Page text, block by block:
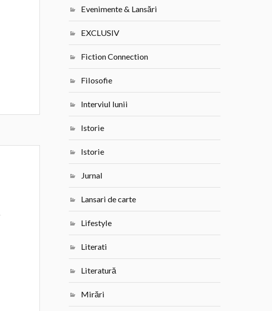
Evenimente & Lansări
EXCLUSIV
Fiction Connection
Filosofie
Interviul lunii
Istorie
Istorie
Jurnal
Lansari de carte
Lifestyle
Literati
Literatură
Mirări